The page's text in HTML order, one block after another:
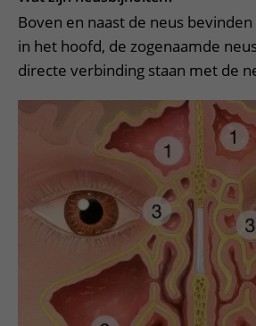
Boven en naast de neus
in het hoofd, de zogenaamde
directe verbinding staan met de